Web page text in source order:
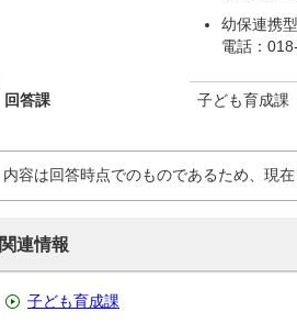
幼保連携
電話：
回答課 子ども育成課
内容は回答時点でのものであるため、現在
関連情報
子ども育成課